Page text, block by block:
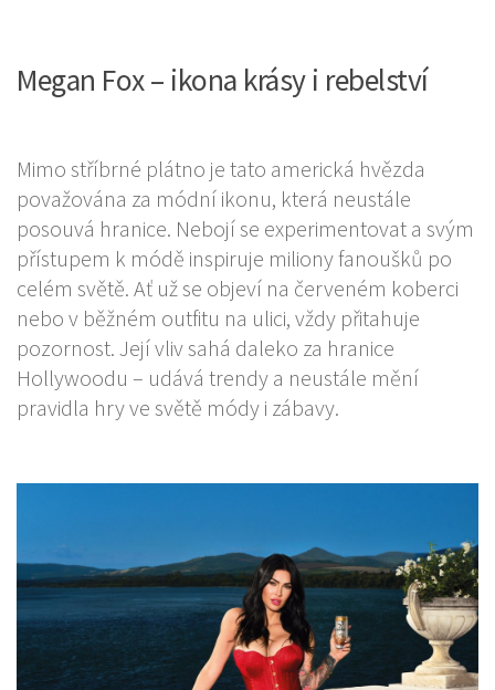
Megan Fox – ikona krásy i rebelství
Mimo stříbrné plátno je tato americká hvězda
považována za módní ikonu, která neustále
posouvá hranice. Nebojí se experimentovat a svým
přístupem k módě inspiruje miliony fanoušků po
celém světě. Ať už se objeví na červeném koberci
nebo v běžném outfitu na ulici, vždy přitahuje
pozornost. Její vliv sahá daleko za hranice
Hollywoodu – udává trendy a neustále mění
pravidla hry ve světě módy i zábavy.